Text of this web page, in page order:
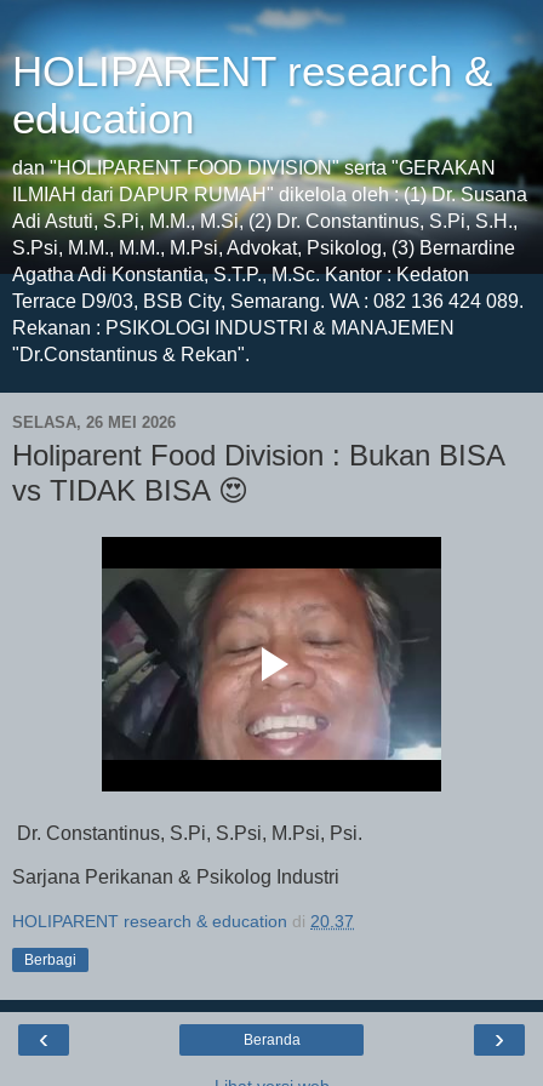
HOLIPARENT research &
education
dan "HOLIPARENT FOOD DIVISION" serta "GERAKAN
ILMIAH dari DAPUR RUMAH" dikelola oleh : (1) Dr. Susana
Adi Astuti, S.Pi, M.M., M.Si, (2) Dr. Constantinus, S.Pi, S.H.,
S.Psi, M.M., M.M., M.Psi, Advokat, Psikolog, (3) Bernardine
Agatha Adi Konstantia, S.T.P., M.Sc. Kantor : Kedaton
Terrace D9/03, BSB City, Semarang. WA : 082 136 424 089.
Rekanan : PSIKOLOGI INDUSTRI & MANAJEMEN
"Dr.Constantinus & Rekan".
SELASA, 26 MEI 2026
Holiparent Food Division : Bukan BISA
vs TIDAK BISA 😍
Dr. Constantinus, S.Pi, S.Psi, M.Psi, Psi.
Sarjana Perikanan & Psikolog Industri
HOLIPARENT research & education di 20.37
Berbagi
‹ ›
Beranda